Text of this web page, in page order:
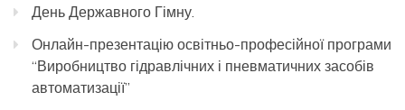
День Державного Гімну.
Онлайн-презентацію освітньо-професійної програми
“Виробництво гідравлічних і пневматичних засобів
автоматизації”